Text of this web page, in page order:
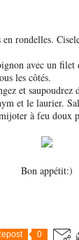
en rondelles.
avec un
les côtés.
et saupoudrez
et le laurier.
à feu doux
​Bon appétit:)
0